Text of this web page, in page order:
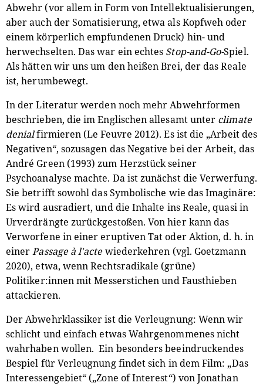
Abwehr (vor allem in Form von Intellektualisierungen,
aber auch der Somatisierung, etwa als Kopfweh oder
einem körperlich empfundenen Druck) hin- und
herwechselten. Das war ein echtes Stop-and-Go-Spiel.
Als hätten wir uns um den heißen Brei, der das Reale
ist, herumbewegt.
In der Literatur werden noch mehr Abwehrformen
beschrieben, die im Englischen allesamt unter climate
denialfirmieren (Le Feuvre 2012). Es ist die „Arbeit des
Negativen“, sozusagen das Negative bei der Arbeit, das
André Green (1993) zum Herzstück seiner
Psychoanalyse machte. Da ist zunächst die Verwerfung.
Sie betrifft sowohl das Symbolische wie das Imaginäre:
Es wird ausradiert, und die Inhalte ins Reale, quasi in
Urverdrängte zurückgestoßen. Von hier kann das
Verworfene in einer eruptiven Tat oder Aktion, d. h. in
einerPassage à l'actewiederkehren (vgl. Goetzmann
2020), etwa, wenn Rechtsradikale (grüne)
Politiker:innen mit Messerstichen und Fausthieben
attackieren.
Der Abwehrklassiker ist die Verleugnung: Wenn wir
schlicht und einfach etwas Wahrgenommenes nicht
wahrhaben wollen. Ein besonders beeindruckendes
Bespiel für Verleugnung findet sich in dem Film: „Das
Interessengebiet“ („Zone of Interest“) von Jonathan